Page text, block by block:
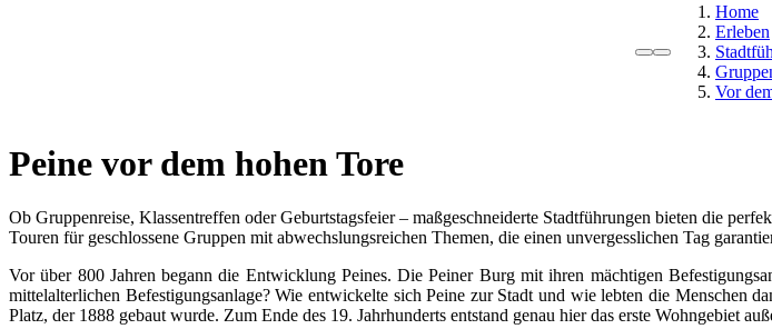
Home
Erleben
Vor
Peine vor dem hohen Tore
Ob Gruppenreise, Klassentreffen oder Geburtstagsfeier – maßgeschneiderte Stadtführungen bieten die
Touren für geschlossene Gruppen mit abwechslungsreichen Themen, die einen unvergesslichen Tag
Vor über 800 Jahren begann die Entwicklung Peines. Die Peiner Burg mit ihren mächtigen
mittelalterlichen Befestigungsanlage? Wie entwickelte sich Peine zur Stadt und wie lebten die Menschen
Platz, der 1888 gebaut wurde. Zum Ende des 19. Jahrhunderts entstand genau hier das erste Wohngebiet